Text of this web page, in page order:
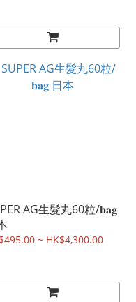
AG生髮丸60粒/𝐛𝐚𝐠
~ HK$4,300.00